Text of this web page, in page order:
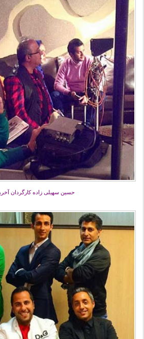
حسین سهیلی زاده کارگردان